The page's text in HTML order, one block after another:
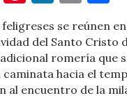
se reúnen
del Santo Cristo
romería que
caminata hacia el
al encuentro de la